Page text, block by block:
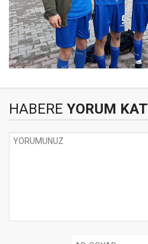
HABERE YORUM KAT